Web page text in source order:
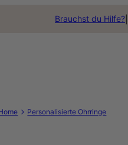
Brauchst du Hilfe?
Personalisierte Ohrringe